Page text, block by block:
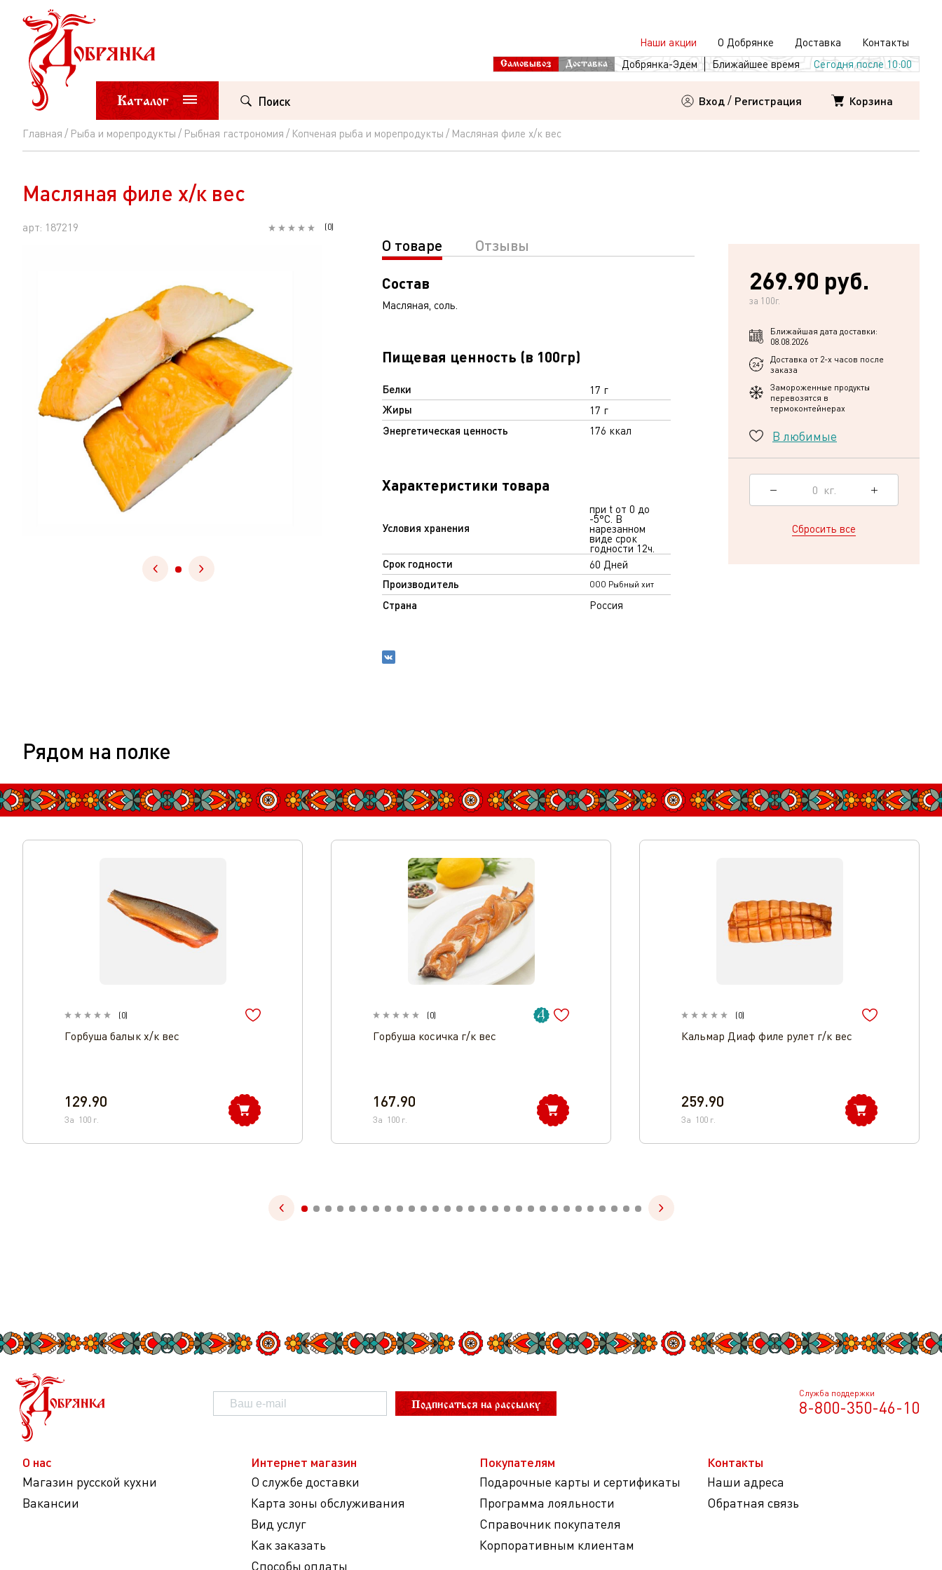
Наши акции О Добрянке Доставка Контакты
Самовывоз Доставка Добрянка-Эдем Ближайшее время Сегодня после 10:00
Каталог Поиск Вход / Регистрация Корзина
Главная Рыба и морепродукты Рыбная гастрономия Копченая рыба и морепродукты Масляная филе х/к вес
Масляная
филеМасляная филе х/к вес
арт: 187219 (0)
О товаре
Отзывы
Состав
Масляная, соль.
Пищевая ценность (в 100гр)
Белки 17 г
Жиры 17 г
Энергетическая ценность 176 ккал
Характеристики товара
Условия хранения
при t от 0 до
-5°С. В
нарезанном
виде срок
годности 12ч.
Срок годности 60 Дней
Производитель ООО Рыбный хит
Страна Россия
269.90 руб.
за 100г.
Ближайшая дата доставки:
08.08.2026
Доставка от 2-х часов после
заказа
Замороженные продукты
перевозятся в
термоконтейнерах
В любимые
0 кг.
Сбросить все
Рядом на полке
(0)
Горбуша балык х/к вес
129.90
За 100 г.
(0)
Горбуша косичка г/к вес
167.90
За 100 г.
(0)
Кальмар Диаф филе рулет г/к вес
259.90
За 100 г.
Подписаться на рассылку
Служба поддержки
8-800-350-46-10
О нас
Магазин русской кухни
Вакансии
Интернет магазин
О службе доставки
Карта зоны обслуживания
Вид услуг
Как заказать
Способы оплаты
Покупателям
Подарочные карты и сертификаты
Программа лояльности
Справочник покупателя
Корпоративным клиентам
Контакты
Наши адреса
Обратная связь